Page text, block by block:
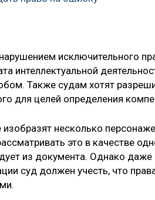
исключительного
интеллектуальной
Также судам хотят
для целей определения
несколько
это в качестве
из документа. Однако даже
суд должен учесть, что